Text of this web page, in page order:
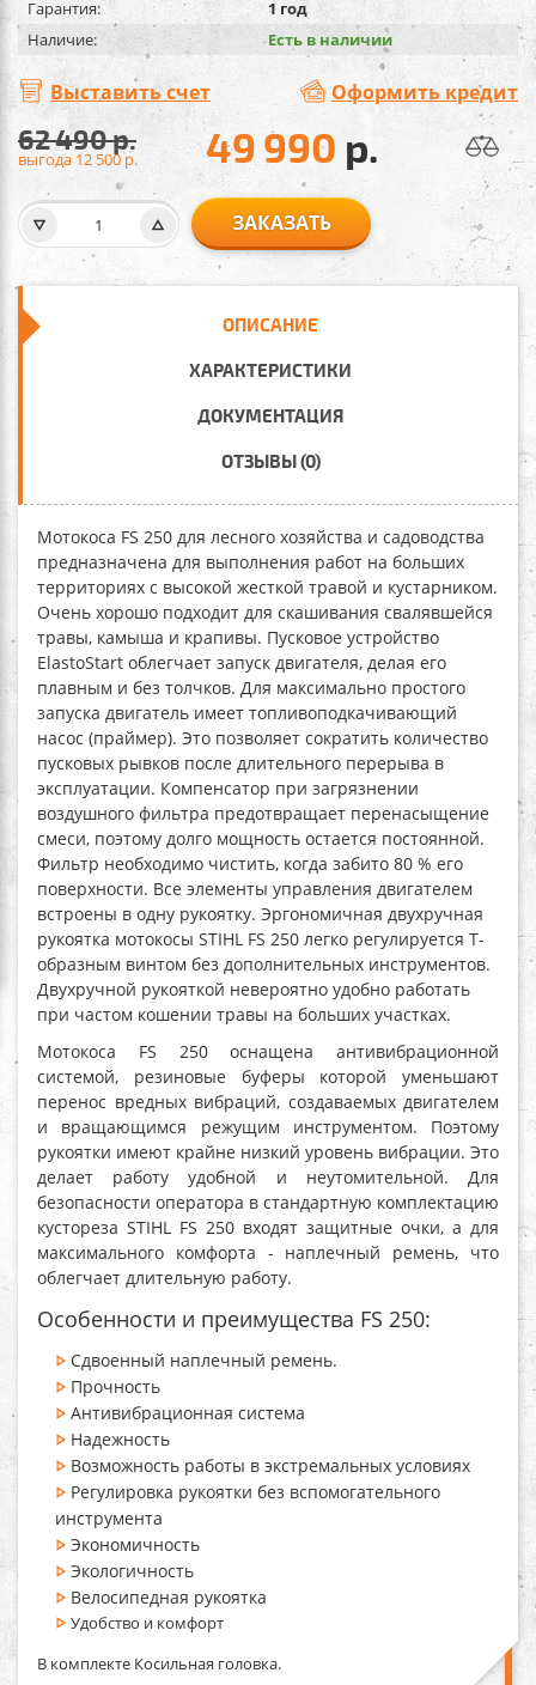
Гарантия:
1 год
Наличие:
Есть в наличии
Выставить счет Оформить кредит
62 490р.
выгода 12 500 р. 49 990 р.
ЗАКАЗАТЬ
ОПИСАНИЕ
ХАРАКТЕРИСТИКИ
ДОКУМЕНТАЦИЯ
ОТЗЫВЫ (0)
Мотокоса FS 250 для лесного хозяйства и садоводства
предназначена для выполнения работ на больших
территориях с высокой жесткой травой и кустарником.
Очень хорошо подходит для скашивания свалявшейся
травы, камыша и крапивы. Пусковое устройство
ElastoStart облегчает запуск двигателя, делая его
плавным и без толчков. Для максимально простого
запуска двигатель имеет топливоподкачивающий
насос (праймер). Это позволяет сократить количество
пусковых рывков после длительного перерыва в
эксплуатации. Компенсатор при загрязнении
воздушного фильтра предотвращает перенасыщение
смеси, поэтому долго мощность остается постоянной.
Фильтр необходимо чистить, когда забито 80 % его
поверхности. Все элементы управления двигателем
встроены в одну рукоятку. Эргономичная двухручная
рукоятка мотокосы STIHL FS 250 легко регулируется Т-
образным винтом без дополнительных инструментов.
Двухручной рукояткой невероятно удобно работать
при частом кошении травы на больших участках.
Мотокоса FS 250оснащена антивибрационной
системой, резиновые буферы которой уменьшают
перенос вредных вибраций, создаваемых двигателем
и вращающимся режущим инструментом. Поэтому
рукоятки имеют крайне низкий уровень вибрации. Это
делает работу удобной и неутомительной. Для
безопасности оператора в стандартную комплектацию
кустореза STIHL FS 250 входят защитные очки, а для
максимального комфорта - наплечный ремень, что
облегчает длительную работу.
Особенности и преимущества FS 250:
Сдвоенный наплечный ремень.
Прочность
Антивибрационная система
Надежность
Возможность работы в экстремальных условиях
Регулировка рукоятки без вспомогательного
инструмента
Экономичность
Экологичность
Велосипедная рукоятка
Удобство и комфорт
В комплекте Косильная головка.